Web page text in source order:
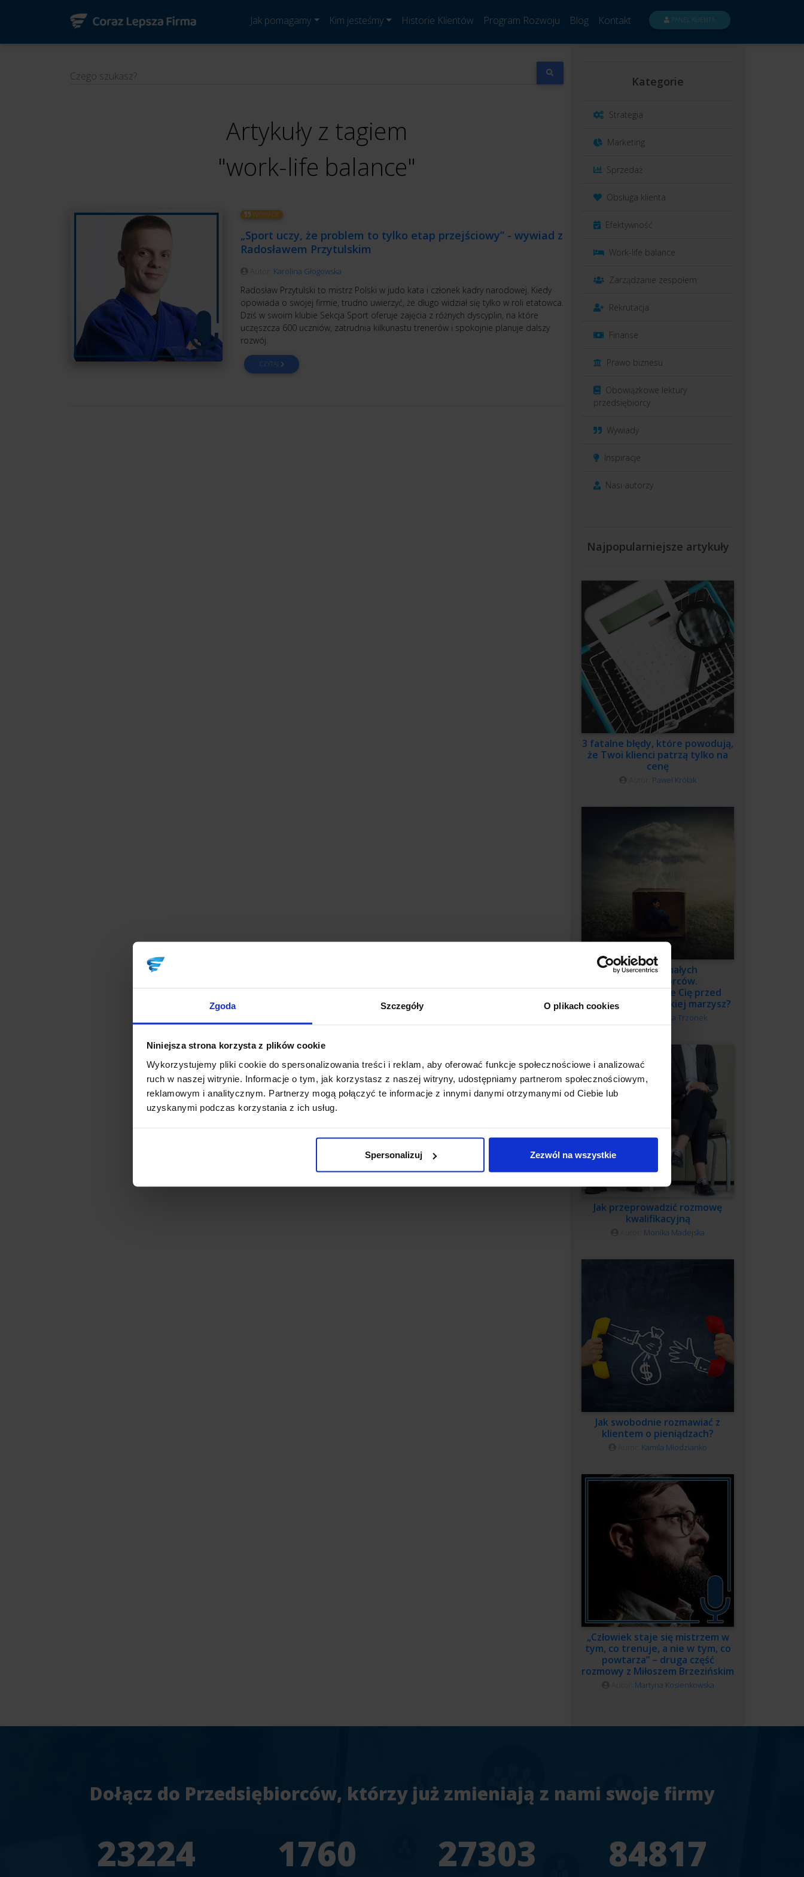
Zgoda Szczegóły O plikach cookies
Niniejsza strona korzysta z plików cookie
Wykorzystujemy pliki cookie do spersonalizowania treści i reklam, aby oferować funkcje społecznościowe i analizować
ruch w naszej witrynie. Informacje o tym, jak korzystasz z naszej witryny, udostępniamy partnerom społecznościowym,
reklamowym i analitycznym. Partnerzy mogą połączyć te informacje z innymi danymi otrzymanymi od Ciebie lub
uzyskanymi podczas korzystania z ich usług.
Spersonalizuj Zezwól na wszystkie
Jak pomagamy Kim jesteśmy Historie Klientów Program Rozwoju Blog Kontakt PANEL KLIENTA
Czego szukasz?
Artykuły z tagiem
"work-life balance"
WYWIADY
„Sport uczy, że problem to tylko etap przejściowy” - wywiad z
Radosławem Przytulskim
Karolina Głogowska
Radosław Przytulski to mistrz Polski w judo kata i członek kadry narodowej. Kiedy
opowiada o swojej firmie, trudno uwierzyć, że długo widział się tylko w roli etatowca.
Dziś w swoim klubie Sekcja Sport oferuje zajęcia z różnych dyscyplin, na które
uczęszcza 600 uczniów, zatrudnia kilkunastu trenerów i spokojnie planuje dalszy
rozwój.
CZYTAJ
Kategorie
Strategia
Marketing
Sprzedaż
Obsługa klienta
Efektywność
Work-life balance
Zarządzanie zespołem
Rekrutacja
Finanse
Prawo biznesu
Obowiązkowe lektury
przedsiębiorcy
Wywiady
Inspiracje
Nasi autorzy
Najpopularniejsze artykuły
3 fatalne błędy, które powodują,
że Twoi klienci patrzą tylko na
cenę
Paweł Królak
3 grzechy małych
przedsiębiorców.
Co powstrzymuje Cię przed
budową firmy, o jakiej marzysz?
Katarzyna Trzonek
Jak przeprowadzić rozmowę
kwalifikacyjną
Monika Madejska
Jak swobodnie rozmawiać z
klientem o pieniądzach?
Kamila Młodzianko
„Człowiek staje się mistrzem w
tym, co trenuje, a nie w tym, co
powtarza” – druga część
rozmowy z Miłoszem Brzezińskim
Martyna Kosienkowska
Dołącz do Przedsiębiorców, którzy już zmieniają z nami swoje firmy
25804 1956 30337 94241